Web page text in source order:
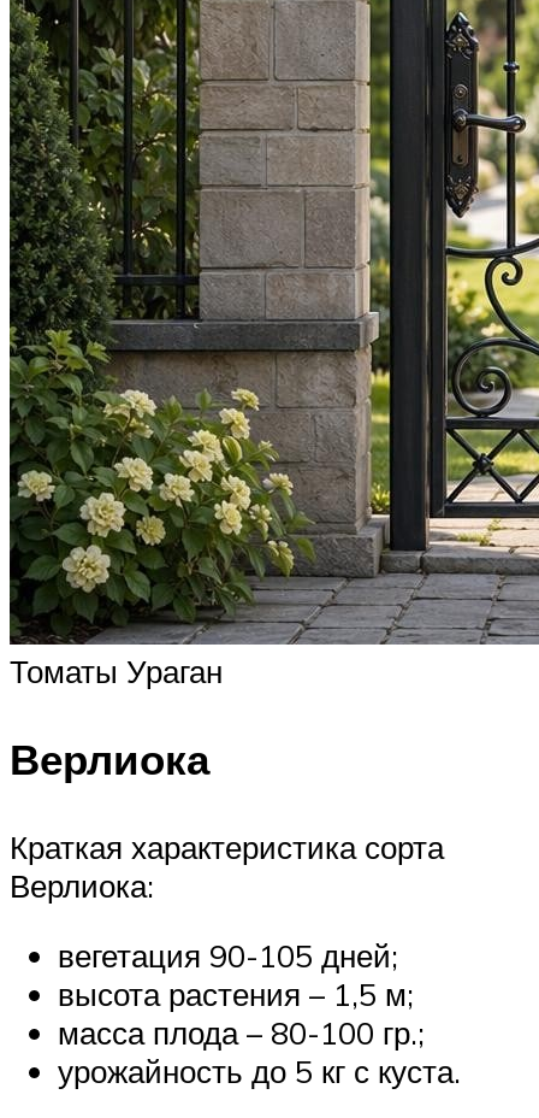
Томаты Ураган
Верлиока
Краткая характеристика сорта
Верлиока:
вегетация 90-105 дней;
высота растения – 1,5 м;
масса плода – 80-100 гр.;
урожайность до 5 кг с куста.